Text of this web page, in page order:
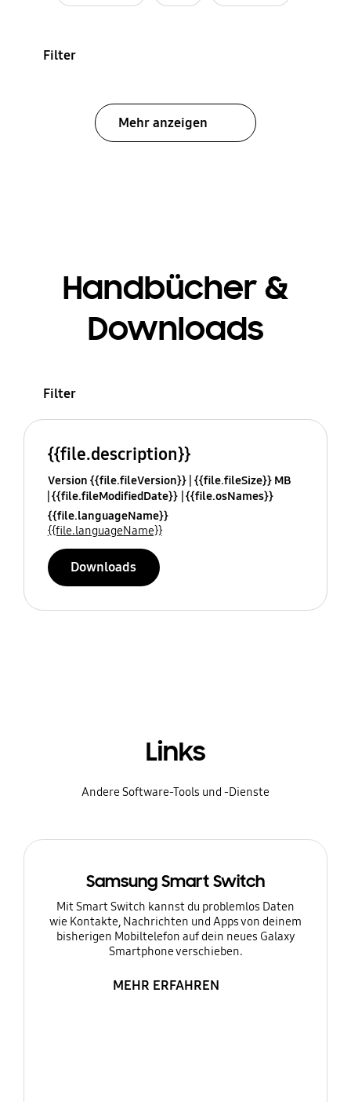
Filter
Mehr anzeigen
Handbücher &
Downloads
Filter
{{file.description}}
Version {{file.fileVersion}} {{file.fileSize}} MB
{{file.fileModifiedDate}} {{file.osNames}}
{{file.languageName}}
{{file.languageName}}
Downloads
Links
Andere Software-Tools und -Dienste
Samsung Smart Switch
Mit Smart Switch kannst du problemlos Daten
wie Kontakte, Nachrichten und Apps von deinem
bisherigen Mobiltelefon auf dein neues Galaxy
Smartphone verschieben.
MEHR ERFAHREN